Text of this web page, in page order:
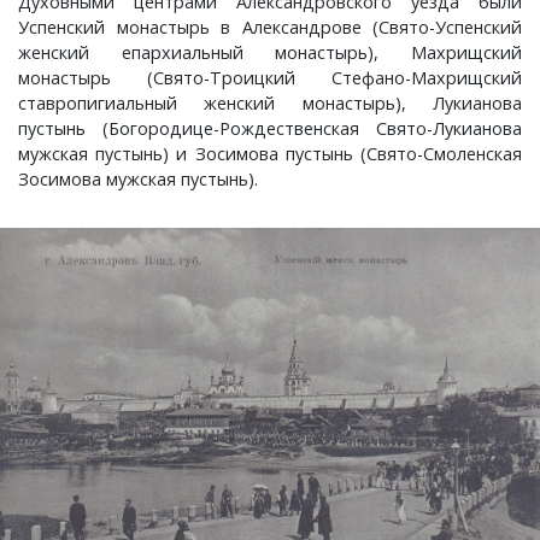
Успенский монастырь в Александрове (Свято-Успенский
женский епархиальный монастырь), Махрищский
монастырь (Свято-Троицкий Стефано-Махрищский
ставропигиальный женский монастырь), Лукианова
пустынь (Богородице-Рождественская Свято-Лукианова
мужская пустынь) и Зосимова пустынь (Свято-Смоленская
Зосимова мужская пустынь).
Краснораменье, деревня
Круглово, село
Крутово, деревня
Куницыно, дерервня
Курменёво, деревня
Лаптево, село
Лезжени, деревня
Леонтьево, село
Хорятино, деревня
Ченцы, деревня
Шушерино, деревня
Эсино, деревня